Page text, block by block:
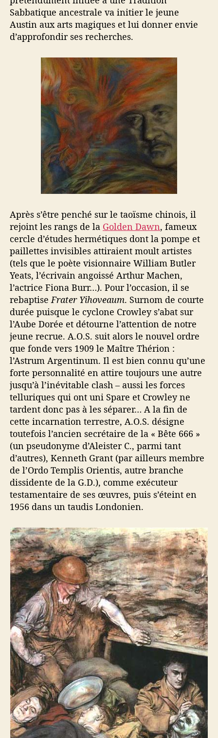
Sabbatique ancestrale va initier le jeune
Austin aux arts magiques et lui donner envie
d’approfondir ses recherches.
Après s’être penché sur le taoïsme chinois, il
rejoint les rangs de la Golden Dawn, fameux
cercle d’études hermétiques dont la pompe et
paillettes invisibles attiraient moult artistes
(tels que le poète visionnaire William Butler
Yeats, l’écrivain angoissé Arthur Machen,
l’actrice Fiona Burr…). Pour l’occasion, il se
rebaptise Frater Yihoveaum. Surnom de courte
durée puisque le cyclone Crowley s’abat sur
l’Aube Dorée et détourne l’attention de notre
jeune recrue. A.O.S. suit alors le nouvel ordre
que fonde vers 1909 le Maître Thérion :
l’Astrum Argentinum. Il est bien connu qu’une
forte personnalité en attire toujours une autre
jusqu’à l’inévitable clash – aussi les forces
telluriques qui ont uni Spare et Crowley ne
tardent donc pas à les séparer… A la fin de
cette incarnation terrestre, A.O.S. désigne
toutefois l’ancien secrétaire de la « Bête 666 »
(un pseudonyme d’Aleister C., parmi tant
d’autres), Kenneth Grant (par ailleurs membre
de l’Ordo Templis Orientis, autre branche
dissidente de la G.D.), comme exécuteur
testamentaire de ses œuvres, puis s’éteint en
1956 dans un taudis Londonien.